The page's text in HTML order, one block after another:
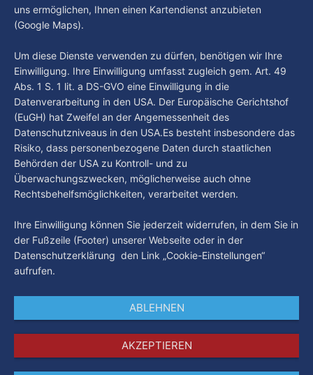
uns ermöglichen, Ihnen einen Kartendienst anzubieten
(Google Maps).
Um diese Dienste verwenden zu dürfen, benötigen wir Ihre
Einwilligung. Ihre Einwilligung umfasst zugleich gem. Art. 49
Abs. 1 S. 1 lit. a DS-GVO eine Einwilligung in die
Datenverarbeitung in den USA. Der Europäische Gerichtshof
(EuGH) hat Zweifel an der Angemessenheit des
Datenschutzniveaus in den USA.Es besteht insbesondere das
Risiko, dass personenbezogene Daten durch staatlichen
Behörden der USA zu Kontroll- und zu
Überwachungszwecken, möglicherweise auch ohne
Rechtsbehelfsmöglichkeiten, verarbeitet werden.
Ihre Einwilligung können Sie jederzeit widerrufen, in dem Sie in
der Fußzeile (Footer) unserer Webseite oder in der
Datenschutzerklärung den Link „Cookie-Einstellungen“
aufrufen.
ABLEHNEN
AKZEPTIEREN